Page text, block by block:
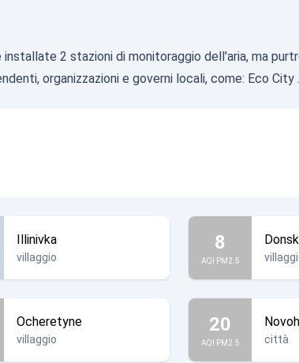
2 stazioni di monitoraggio dell'aria, ma
organizzazioni e governi locali, come: Eco City .
Illinivka
villaggio
8
AQI PM2.5
Ocheretyne
villaggio
20
AQI PM2.5 città